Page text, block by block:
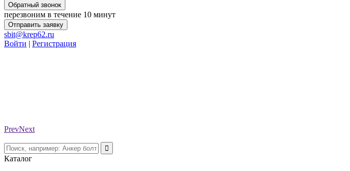
Обратный звонок
перезвоним в течение 10 минут
Отправить заявку
sbit@krep62.ru
Войти | Регистрация
PrevNext
Каталог